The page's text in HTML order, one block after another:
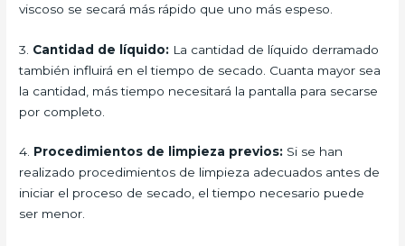
viscoso se secará más rápido que uno más espeso.
3. Cantidad de líquido: La cantidad de líquido derramado
también influirá en el tiempo de secado. Cuanta mayor sea
la cantidad, más tiempo necesitará la pantalla para secarse
por completo.
4. Procedimientos de limpieza previos: Si se han
realizado procedimientos de limpieza adecuados antes de
iniciar el proceso de secado, el tiempo necesario puede
ser menor.